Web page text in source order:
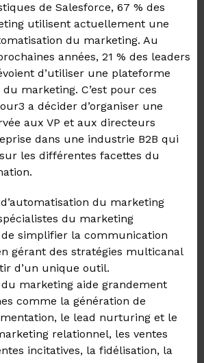
de Salesforce, 67 % des
utilisent actuellement une
du marketing. Au
années, 21 % des leaders
d’utiliser une plateforme
marketing. C’est pour ces
a décider d’organiser une
aux VP et aux directeurs
dans une industrie B2B qui
les différentes facettes du
du marketing
du marketing
de simplifier la communication
gérant des stratégies multicanal
d’un unique outil.
du marketing aide grandement
comme la génération de
le lead nurturing et le
relationnel, les ventes
incitatives, la fidélisation, la